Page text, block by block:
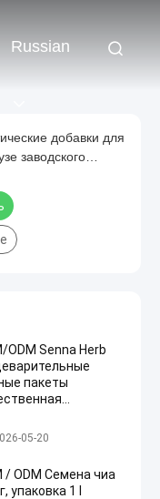
Russian
добавки для
заводского
для
ночной
приливов,
ODM Senna Herb
пакеты
Уход за
Ухудшение
дополнений
05-20
/ ODM Семена чиа
упаковка 1 I